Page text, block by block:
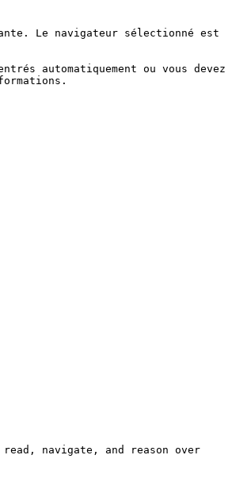
Le navigateur sélectionné est
navigate, and reason over